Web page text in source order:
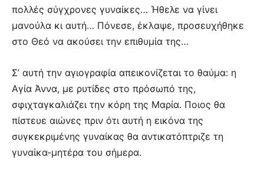
πολλές σύγχρονες γυναίκες… Ήθελε να γίνει
μανούλα κι αυτή… Πόνεσε, έκλαψε, προσευχήθηκε
στο Θεό να ακούσει την επιθυμία της…
Σ’ αυτή την αγιογραφία απεικονίζεται το θαύμα: η
Αγία Άννα, με ρυτίδες στο πρόσωπό της,
σφιχταγκαλιάζει την κόρη της Μαρία. Ποιος θα
πίστευε αιώνες πριν ότι αυτή η εικόνα της
συγκεκριμένης γυναίκας θα αντικατόπτριζε τη
γυναίκα-μητέρα του σήμερα.